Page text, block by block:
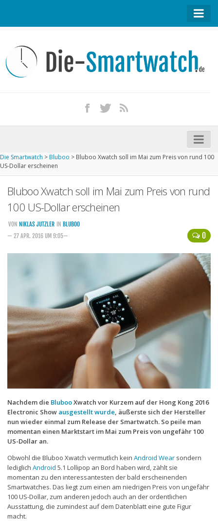
Kontakt / Tipp geben
Impressum
iPhone kaufen
Startseite
Kommende Smartwatches
Handytarife
BASE
Smartphonetarife
Prepaid-Tarife
Datentarife
Flatrate-Prepaidtarife
Mobilfunk-Vergleichsrechner
Mobilfunk-Tarifrechner
Flatrate-Datentarife
Die Smartwatch >Bluboo > Bluboo Xwatch soll im Mai zum Preis von rund 100
US-Dollar erscheinen
Bluboo Xwatch soll im Mai zum Preis von rund
100 US-Dollar erscheinen
0
VON NIKLAS JUTZLER IN BLUBOO
— 27 APR. 2016 UM 9:05—
Nachdem die BlubooXwatch vor Kurzem auf der Hong Kong 2016
Electronic Show ausgestellt wurde, äußerste sich der Hersteller
nun wieder einmal zum Release der Smartwatch. So peile man
momentan einen Marktstart im Mai zum Preis von ungefähr 100
US-Dollar an.
Obwohl die Bluboo Xwatch vermutlich kein Android Wear sondern
lediglich Android 5.1 Lollipop an Bord haben wird, zählt sie
momentan zu den interessantesten der bald erscheinenden
Smartwatches. Das liegt zum einen am niedrigen Preis von ungefähr
100 US-Dollar, zum anderen jedoch auch an der ordentlichen
Ausstattung, die zumindest auf dem Datenblatt eine gute Figur
macht.